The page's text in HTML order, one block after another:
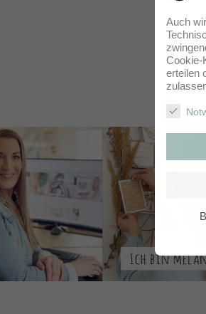
Auch
Cookie-
erteilen